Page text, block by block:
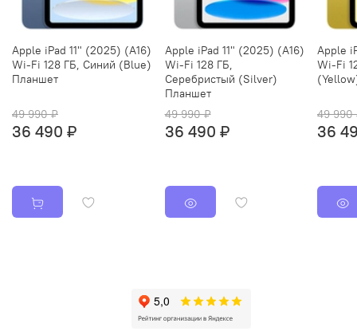
Apple iPad 11" (2025) (A16)
Wi-Fi 128 ГБ, Синий (Blue)
Планшет
49 990 ₽
36 490 ₽
Apple iPad 11" (2025) (A16)
Wi-Fi 128 ГБ,
Серебристый (Silver)
Планшет
49 990 ₽
36 490 ₽
Apple
Wi-Fi
49 990
36